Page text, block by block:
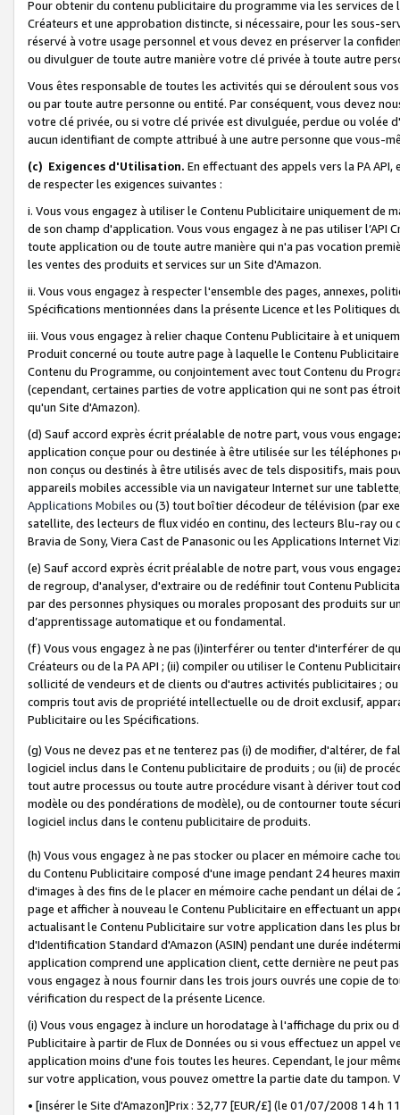
Pour obtenir du contenu publicitaire du programme via les services
Créateurs et une approbation distincte, si nécessaire, pour les sous-
réservé à votre usage personnel et vous devez en préserver la
ou divulguer de toute autre manière votre clé privée à toute autre
Vous êtes responsable de toutes les activités qui se déroulent sous
ou par toute autre personne ou entité. Par conséquent, vous devez
votre clé privée, ou si votre clé privée est divulguée, perdue ou volée
aucun identifiant de compte attribué à une autre personne que vous-
(c) Exigences d'Utilisation. En effectuant des appels vers la PA
de respecter les exigences suivantes :
i. Vous vous engagez à utiliser le Contenu Publicitaire uniquement de
de son champ d'application. Vous vous engagez à ne pas utiliser l’API
toute application ou de toute autre manière qui n'a pas vocation
les ventes des produits et services sur un Site d'Amazon.
ii. Vous vous engagez à respecter l'ensemble des pages, annexes,
Spécifications mentionnées dans la présente Licence et les Politiques
iii. Vous vous engagez à relier chaque Contenu Publicitaire à et
Produit concerné ou toute autre page à laquelle le Contenu
Contenu du Programme, ou conjointement avec tout Contenu du
(cependant, certaines parties de votre application qui ne sont pas
qu'un Site d'Amazon).
(d) Sauf accord exprès écrit préalable de notre part, vous vous
application conçue pour ou destinée à être utilisée sur les téléphones
non conçus ou destinés à être utilisés avec de tels dispositifs, mais
appareils mobiles accessible via un navigateur Internet sur une
Applications Mobiles ou (3) tout boîtier décodeur de télévision (par
satellite, des lecteurs de flux vidéo en continu, des lecteurs Blu-ray
Bravia de Sony, Viera Cast de Panasonic ou les Applications Internet
(e) Sauf accord exprès écrit préalable de notre part, vous vous
de regroup, d'analyser, d'extraire ou de redéfinir tout Contenu
par des personnes physiques ou morales proposant des produits sur
d’apprentissage automatique et ou fondamental.
(f) Vous vous engagez à ne pas (i)interférer ou tenter d'interférer de
Créateurs ou de la PA API ; (ii) compiler ou utiliser le Contenu
sollicité de vendeurs et de clients ou d'autres activités publicitaires ;
compris tout avis de propriété intellectuelle ou de droit exclusif,
Publicitaire ou les Spécifications.
(g) Vous ne devez pas et ne tenterez pas (i) de modifier, d'altérer, de
logiciel inclus dans le Contenu publicitaire de produits ; ou (ii) de
tout autre processus ou toute autre procédure visant à dériver tout
modèle ou des pondérations de modèle), ou de contourner toute
logiciel inclus dans le contenu publicitaire de produits.
(h) Vous vous engagez à ne pas stocker ou placer en mémoire cache
du Contenu Publicitaire composé d'une image pendant 24 heures
d'images à des fins de le placer en mémoire cache pendant un délai
page et afficher à nouveau le Contenu Publicitaire en effectuant un
actualisant le Contenu Publicitaire sur votre application dans les plus
d'Identification Standard d'Amazon (ASIN) pendant une durée
application comprend une application client, cette dernière ne peut
vous engagez à nous fournir dans les trois jours ouvrés une copie de
vérification du respect de la présente Licence.
(i) Vous vous engagez à inclure un horodatage à l'affichage du prix
Publicitaire à partir de Flux de Données ou si vous effectuez un appel
application moins d'une fois toutes les heures. Cependant, le jour
sur votre application, vous pouvez omettre la partie date du tampon.
• [insérer le Site d'Amazon]Prix : 32,77 [EUR/£] (le 01/07/2008 14 h